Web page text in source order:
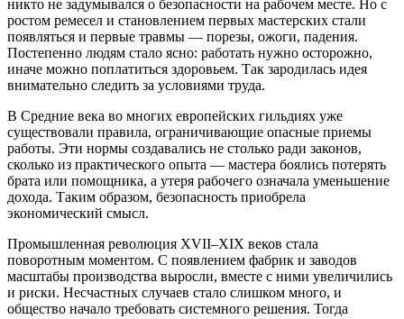
никто не задумывался о безопасности на рабочем месте. Но с
ростом ремесел и становлением первых мастерских стали
появляться и первые травмы — порезы, ожоги, падения.
Постепенно людям стало ясно: работать нужно осторожно,
иначе можно поплатиться здоровьем. Так зародилась идея
внимательно следить за условиями труда.
В Средние века во многих европейских гильдиях уже
существовали правила, ограничивающие опасные приемы
работы. Эти нормы создавались не столько ради законов,
сколько из практического опыта — мастера боялись потерять
брата или помощника, а утеря рабочего означала уменьшение
дохода. Таким образом, безопасность приобрела
экономический смысл.
Промышленная революция XVII–XIX веков стала
поворотным моментом. С появлением фабрик и заводов
масштабы производства выросли, вместе с ними увеличились
и риски. Несчастных случаев стало слишком много, и
общество начало требовать системного решения. Тогда